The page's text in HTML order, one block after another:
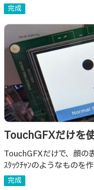
完成
TouchGFXだけを
TouchGFXだけで、顔の
ｽﾀｯｸﾁｬﾝのようなものを
完成